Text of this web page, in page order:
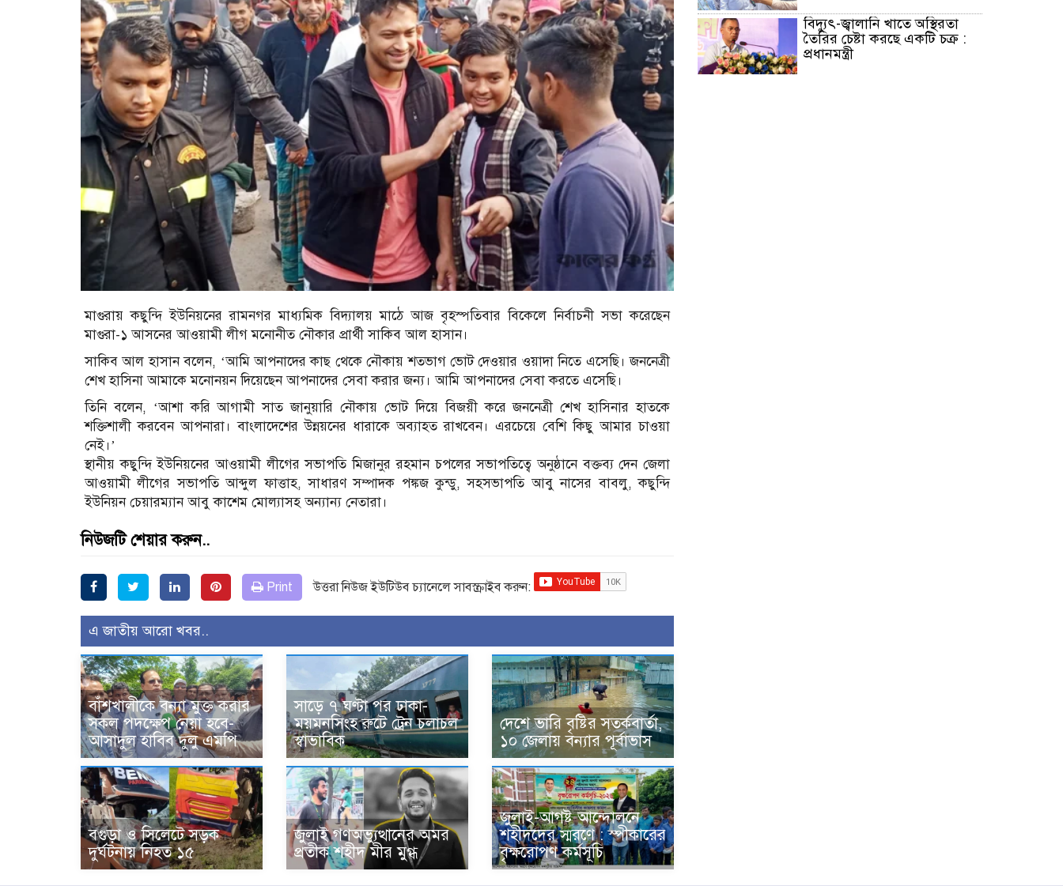
মাগুরায় কছুন্দি ইউনিয়নের রামনগর মাধ্যমিক বিদ্যালয় মাঠে আজ বৃহস্পতিবার বিকেলে নির্বাচনী সভা করেছেন
মাগুরা-১ আসনের আওয়ামী লীগ মনোনীত নৌকার প্রার্থী সাকিব আল হাসান।
সাকিব আল হাসান বলেন, ‘আমি আপনাদের কাছ থেকে নৌকায় শতভাগ ভোট দেওয়ার ওয়াদা নিতে এসেছি। জননেত্রী
শেখ হাসিনা আমাকে মনোনয়ন দিয়েছেন আপনাদের সেবা করার জন্য। আমি আপনাদের সেবা করতে এসেছি।
তিনি বলেন, ‘আশা করি আগামী সাত জানুয়ারি নৌকায় ভোট দিয়ে বিজয়ী করে জননেত্রী শেখ হাসিনার হাতকে
শক্তিশালী করবেন আপনারা। বাংলাদেশের উন্নয়নের ধারাকে অব্যাহত রাখবেন। এরচেয়ে বেশি কিছু আমার চাওয়া
নেই।’
স্থানীয় কছুন্দি ইউনিয়নের আওয়ামী লীগের সভাপতি মিজানুর রহমান চপলের সভাপতিত্বে অনুষ্ঠানে বক্তব্য দেন জেলা
আওয়ামী লীগের সভাপতি আব্দুল ফাত্তাহ, সাধারণ সম্পাদক পঙ্কজ কুন্ডু, সহসভাপতি আবু নাসের বাবলু, কছুন্দি
ইউনিয়ন চেয়ারম্যান আবু কাশেম মোল্যাসহ অন্যান্য নেতারা।
নিউজটি শেয়ার করুন..
Print উত্তরা নিউজ ইউটিউব চ্যানেলে সাবস্ক্রাইব করুন:
এ জাতীয় আরো খবর..
বাঁশখালীকে বন্যা মুক্ত করার
সকল পদক্ষেপ নেয়া হবে-
আসাদুল হাবিব দুলু এমপি
সাড়ে ৭ ঘণ্টা পর ঢাকা-
ময়মনসিংহ রুটে ট্রেন চলাচল
স্বাভাবিক
দেশে ভারি বৃষ্টির সতর্কবার্তা,
১০ জেলায় বন্যার পূর্বাভাস
বগুড়া ও সিলেটে সড়ক
দুর্ঘটনায় নিহত ১৫
জুলাই গণঅভ্যুত্থানের অমর
প্রতীক শহীদ মীর মুগ্ধ
জুলাই-আগষ্ট আন্দোলনে
শহীদদের স্মরণে : স্পীকারের
বৃক্ষরোপণ কর্মসূচি
বিদ্যুৎ-জ্বালানি খাতে অস্থিরতা
তৈরির চেষ্টা করছে একটি চক্র :
প্রধানমন্ত্রী